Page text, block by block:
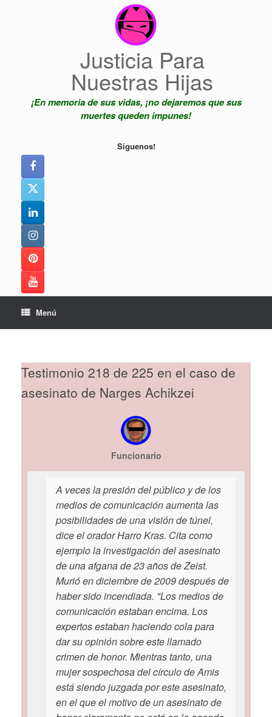
Justicia Para
Nuestras Hijas
¡En memoria de sus vidas, ¡no dejaremos que sus
muertes queden impunes!
Síguenos!
Menú
Testimonio 218 de 225 en el caso de
asesinato de Narges Achikzei
Funcionario
A veces la presión del público y de los
medios de comunicación aumenta las
posibilidades de una visión de túnel,
dice el orador Harro Kras. Cita como
ejemplo la investigación del asesinato
de una afgana de 23 años de Zeist.
Murió en diciembre de 2009 después de
haber sido incendiada. "Los medios de
comunicación estaban encima. Los
expertos estaban haciendo cola para
dar su opinión sobre este llamado
crimen de honor. Mientras tanto, una
mujer sospechosa del círculo de Amis
está siendo juzgada por este asesinato,
en el que el motivo de un asesinato de